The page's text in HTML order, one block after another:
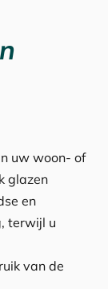
uw woon- of
glazen
en
terwijl u
van de